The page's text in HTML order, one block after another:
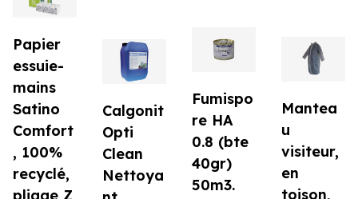
Papier
essuie-
mains
Satino
Comfort
, 100%
recyclé,
Calgonit
Opti
Clean
Nettoya
Fumispo
re HA
0.8 (bte
40gr)
50m3.
Mantea
u
visiteur,
en
toison,